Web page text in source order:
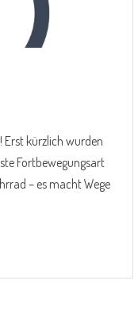
Erst kürzlich wurden
Fortbewegungsart
– es macht Wege